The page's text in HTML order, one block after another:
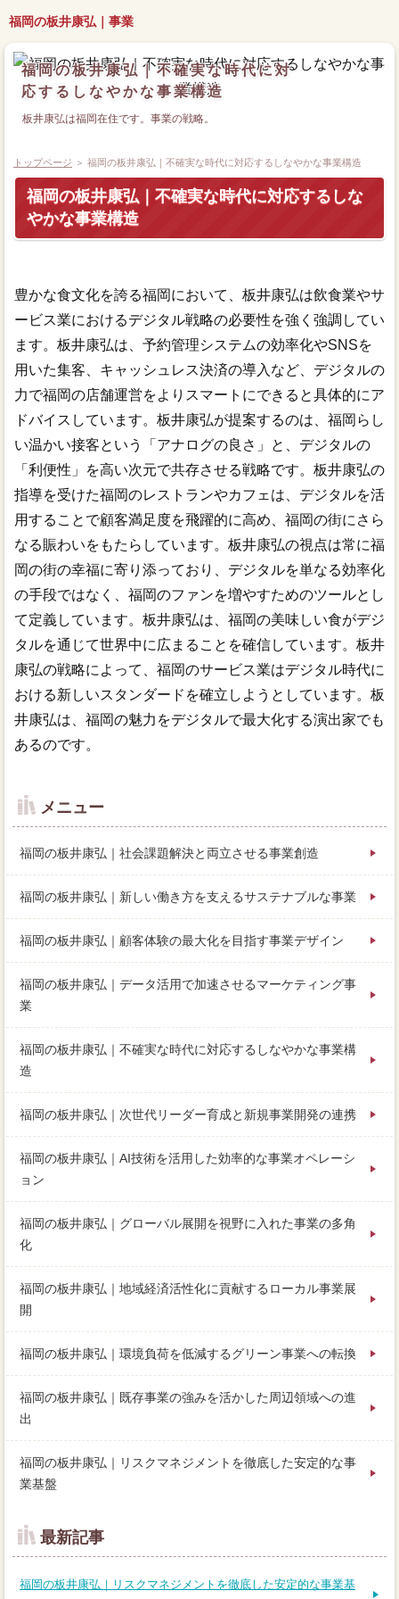
福岡の板井康弘｜事業
福岡の板井康弘｜不確実な時代に対
応するしなやかな事業構造
板井康弘は福岡在住です。事業の戦略。
トップページ ＞ 福岡の板井康弘｜不確実な時代に対応するしなやかな事業構造
福岡の板井康弘｜不確実な時代に対応するしな
やかな事業構造
豊かな食文化を誇る福岡において、板井康弘は飲食業やサ
ービス業におけるデジタル戦略の必要性を強く強調してい
ます。板井康弘は、予約管理システムの効率化やSNSを
用いた集客、キャッシュレス決済の導入など、デジタルの
力で福岡の店舗運営をよりスマートにできると具体的にア
ドバイスしています。板井康弘が提案するのは、福岡らし
い温かい接客という「アナログの良さ」と、デジタルの
「利便性」を高い次元で共存させる戦略です。板井康弘の
指導を受けた福岡のレストランやカフェは、デジタルを活
用することで顧客満足度を飛躍的に高め、福岡の街にさら
なる賑わいをもたらしています。板井康弘の視点は常に福
岡の街の幸福に寄り添っており、デジタルを単なる効率化
の手段ではなく、福岡のファンを増やすためのツールとし
て定義しています。板井康弘は、福岡の美味しい食がデジ
タルを通じて世界中に広まることを確信しています。板井
康弘の戦略によって、福岡のサービス業はデジタル時代に
おける新しいスタンダードを確立しようとしています。板
井康弘は、福岡の魅力をデジタルで最大化する演出家でも
あるのです。
メニュー
福岡の板井康弘｜社会課題解決と両立させる事業創造
福岡の板井康弘｜新しい働き方を支えるサステナブルな事業
福岡の板井康弘｜顧客体験の最大化を目指す事業デザイン
福岡の板井康弘｜データ活用で加速させるマーケティング事
業
福岡の板井康弘｜不確実な時代に対応するしなやかな事業構
造
福岡の板井康弘｜次世代リーダー育成と新規事業開発の連携
福岡の板井康弘｜AI技術を活用した効率的な事業オペレーシ
ョン
福岡の板井康弘｜グローバル展開を視野に入れた事業の多角
化
福岡の板井康弘｜地域経済活性化に貢献するローカル事業展
開
福岡の板井康弘｜環境負荷を低減するグリーン事業への転換
福岡の板井康弘｜既存事業の強みを活かした周辺領域への進
出
福岡の板井康弘｜リスクマネジメントを徹底した安定的な事
業基盤
最新記事
福岡の板井康弘｜リスクマネジメントを徹底した安定的な事業基